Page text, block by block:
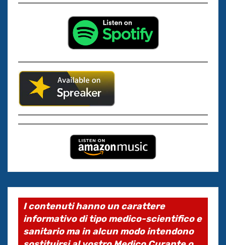
I contenuti hanno un carattere
informativo di tipo medico-scientifico e
sanitario ma in alcun modo intendono